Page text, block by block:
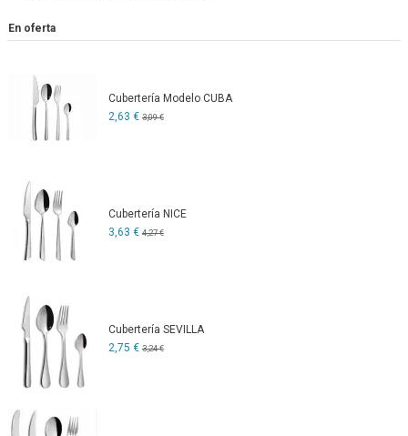
En oferta
Cubertería Modelo CUBA
2,63 € 3,09 €
Cubertería NICE
3,63 € 4,27 €
Cubertería SEVILLA
2,75 € 3,24 €